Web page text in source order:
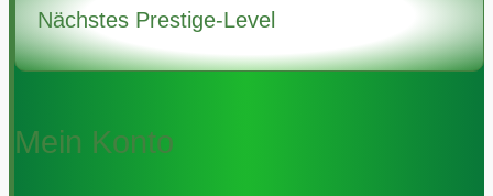
Nächstes Prestige-Level
Mein Konto